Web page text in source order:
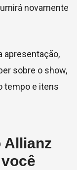
novamente
apresentação,
sobre o show,
tempo e itens
Allianz